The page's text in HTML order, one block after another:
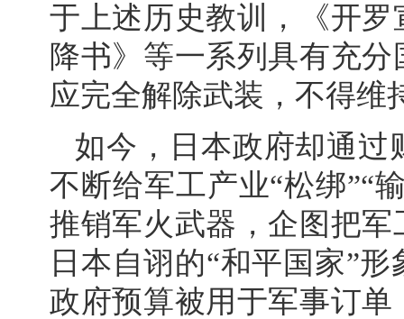
于上述历史教训，《开
降书》等一系列具有充
应完全解除武装，不得维
如今，日本政府却通过
不断给军工产业“松绑”“
推销军火武器，企图把
日本自诩的“和平国家”
政府预算被用于军事订